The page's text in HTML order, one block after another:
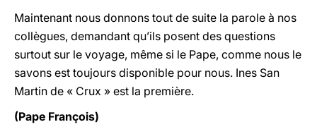
Maintenant nous donnons tout de suite la parole à nos
collègues, demandant qu’ils posent des questions
surtout sur le voyage, même si le Pape, comme nous le
savons est toujours disponible pour nous. Ines San
Martin de « Crux » est la première.
(Pape François)